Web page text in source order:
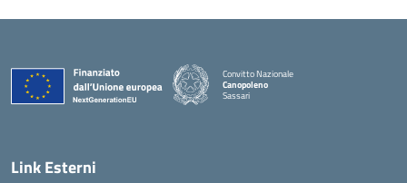
Convitto Nazionale
Canopoleno
Sassari
Link Esterni